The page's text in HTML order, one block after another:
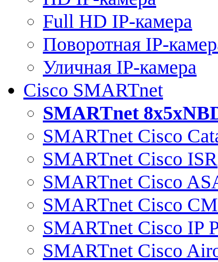
Full HD IP-камера
Поворотная IP-
Уличная IP-камера
Cisco SMARTnet
SMARTnet
SMARTnet Cisco
SMARTnet Cisco ISR
SMARTnet Cisco
SMARTnet Cisco
SMARTnet Cisco IP
SMARTnet Cisco